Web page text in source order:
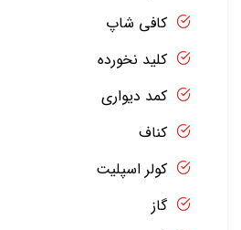
کافی شاپ
کلید نخورده
کمد دیواری
کناف
کولر اسپلیت
گاز